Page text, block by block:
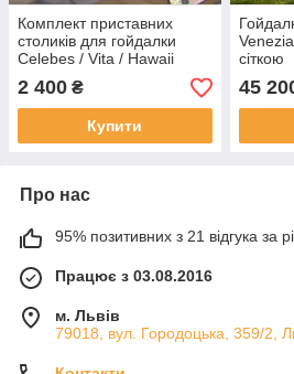
Комплект приставних
столиків для гойдалки
Celebes / Vita / Hawaii
2 400 ₴
Купити
сіткою
45
Про нас
95% позитивних з 21 відгука за
Працює з 03.08.2016
м. Львів
79018, вул. Городоцька, 359/2,